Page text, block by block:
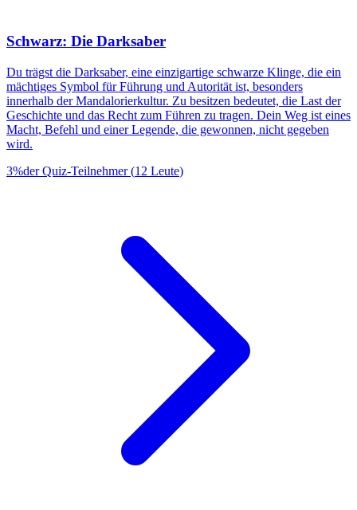
Schwarz: Die Darksaber
Du trägst die Darksaber, eine einzigartige schwarze Klinge, die ein
mächtiges Symbol für Führung und Autorität ist, besonders
innerhalb der Mandalorierkultur. Zu besitzen bedeutet, die Last der
Geschichte und das Recht zum Führen zu tragen. Dein Weg ist eines
Macht, Befehl und einer Legende, die gewonnen, nicht gegeben
wird.
3%der Quiz-Teilnehmer(12 Leute)